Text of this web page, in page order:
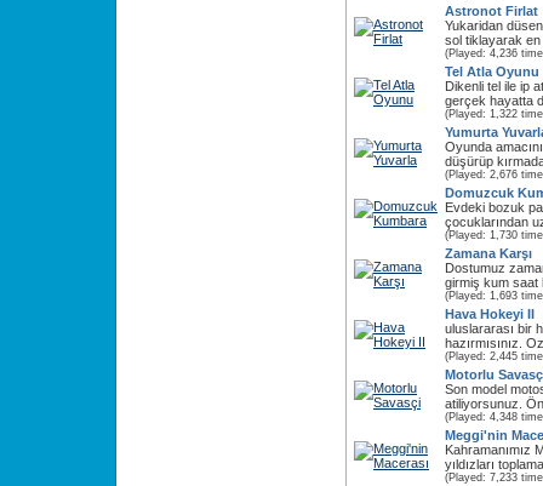
Astronot Firlat
Yukaridan
sol tiklayarak
(Played: 4,236
Tel Atla Oyunu
Dikenli tel ile ip
gerçek hayatta
(Played: 1,322
Yumurta
Oyunda
düşürüp
(Played: 2,676
Domuzcuk
Evdeki bozuk
çocuklarından
(Played: 1,730
Zamana Karşı
Dostumuz
girmiş kum saat
(Played: 1,693
Hava Hokeyi II
uluslararası bir
hazırmısınız.
(Played: 2,445
Motorlu
Son model
atiliyorsunuz.
(Played: 4,348
Meggi'nin
Kahramanımız
yıldızları
(Played: 7,233